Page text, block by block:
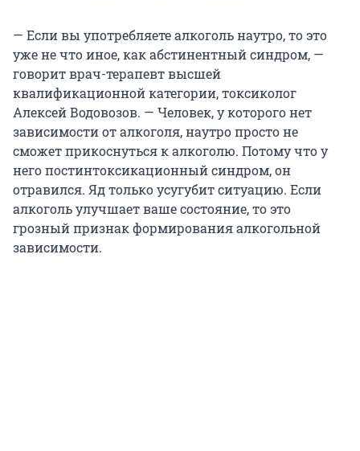
— Если вы употребляете алкоголь наутро, то это
уже не что иное, как абстинентный синдром, —
говорит врач-терапевт высшей
квалификационной категории, токсиколог
Алексей Водовозов. — Человек, у которого нет
зависимости от алкоголя, наутро просто не
сможет прикоснуться к алкоголю. Потому что у
него постинтоксикационный синдром, он
отравился. Яд только усугубит ситуацию. Если
алкоголь улучшает ваше состояние, то это
грозный признак формирования алкогольной
зависимости.